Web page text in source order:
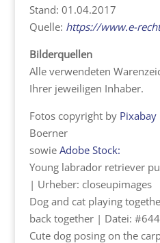
Stand: 01.04.2017
Quelle: https://www.e-
Bilderquellen
Alle verwendeten
Ihrer jeweiligen Inhaber.
Fotos copyright by Pixabay
Boerner
sowieAdobe Stock:
Young labrador retriever
| Urheber: closeupimages
Dog and cat playing
back together | Datei:
Cute dog posing on the